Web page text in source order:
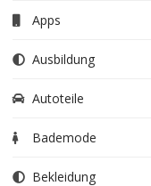
Apps
Ausbildung
Autoteile
Bademode
Bekleidung